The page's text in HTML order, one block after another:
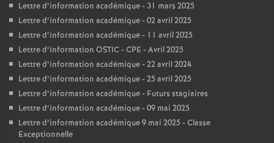
Lettre d’information académique - 31 mars 2025
Lettre d’information académique - 02 avril 2025
Lettre d’information académique - 11 avril 2025
Lettre d’information OSTIC - CPE - Avril 2025
Lettre d’information académique - 22 avril 2024
Lettre d’information académique - 25 avril 2025
Lettre d’information académique - Futurs stagiaires
Lettre d’information académique - 09 mai 2025
Lettre d’information académique 9 mai 2025 - Classe
Exceptionnelle